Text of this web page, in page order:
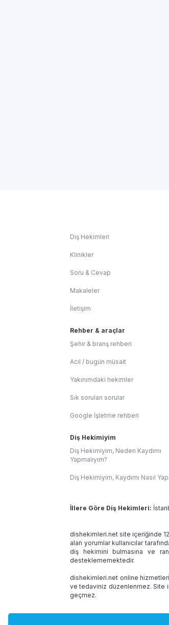
Diş Hekimleri
Klinikler
Soru & Cevap
Makaleler
İletişim
Rehber & araçlar
Şehir & branş rehberi
Acil / bugün müsait
Yakınımdaki hekimler
Sık sorulan sorular
Google İşletme rehberi
Diş Hekimiyim
Diş Hekimiyim, Neden Kaydımı
Yapmalıyım?
Diş Hekimiyim, Kaydımı Nasıl
İllere Göre Diş Hekimleri:
dishekimleri.net site içeriğinde
alan yorumlar kullanıcılar
diş hekimini bulmasına ve
desteklememektedir.
dishekimleri.net online
ve tedaviniz düzenlenmez. Site
geçmez.